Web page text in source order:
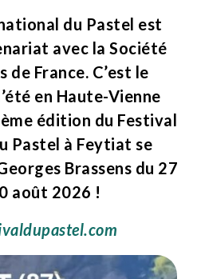
du Pastel est
avec la Société
de France. C’est le
en Haute-Vienne
édition du Festival
Pastel à Feytiat se
Brassens du 27
août 2026 !